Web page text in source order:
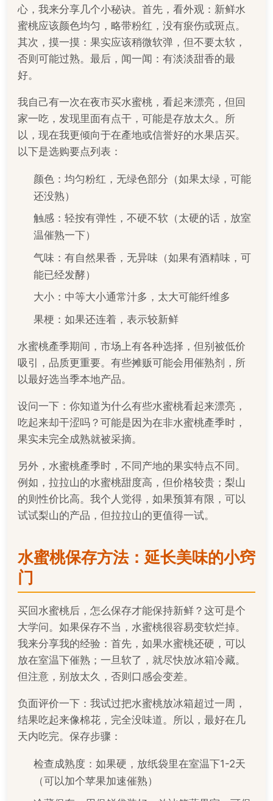
心，我来分享几个小秘诀。首先，看外观：新鲜水
蜜桃应该颜色均匀，略带粉红，没有瘀伤或斑点。
其次，摸一摸：果实应该稍微软弹，但不要太软，
否则可能过熟。最后，闻一闻：有淡淡甜香的最
好。
我自己有一次在夜市买水蜜桃，看起来漂亮，但回
家一吃，发现里面有点干，可能是存放太久。所
以，现在我更倾向于在產地或信誉好的水果店买。
以下是选购要点列表：
颜色：均匀粉红，无绿色部分（如果太绿，可能
还没熟）
触感：轻按有弹性，不硬不软（太硬的话，放室
温催熟一下）
气味：有自然果香，无异味（如果有酒精味，可
能已经发酵）
大小：中等大小通常汁多，太大可能纤维多
果梗：如果还连着，表示较新鲜
水蜜桃產季期间，市场上有各种选择，但别被低价
吸引，品质更重要。有些摊贩可能会用催熟剂，所
以最好选当季本地产品。
设问一下：你知道为什么有些水蜜桃看起来漂亮，
吃起来却干涩吗？可能是因为在非水蜜桃產季时，
果实未完全成熟就被采摘。
另外，水蜜桃產季时，不同产地的果实特点不同。
例如，拉拉山的水蜜桃甜度高，但价格较贵；梨山
的则性价比高。我个人觉得，如果预算有限，可以
试试梨山的产品，但拉拉山的更值得一试。
水蜜桃保存方法：延长美味的小窍
门
买回水蜜桃后，怎么保存才能保持新鲜？这可是个
大学问。如果保存不当，水蜜桃很容易变软烂掉。
我来分享我的经验：首先，如果水蜜桃还硬，可以
放在室温下催熟；一旦软了，就尽快放冰箱冷藏。
但注意，别放太久，否则口感会变差。
负面评价一下：我试过把水蜜桃放冰箱超过一周，
结果吃起来像棉花，完全没味道。所以，最好在几
天内吃完。保存步骤：
检查成熟度：如果硬，放纸袋里在室温下1-2天
（可以加个苹果加速催熟）